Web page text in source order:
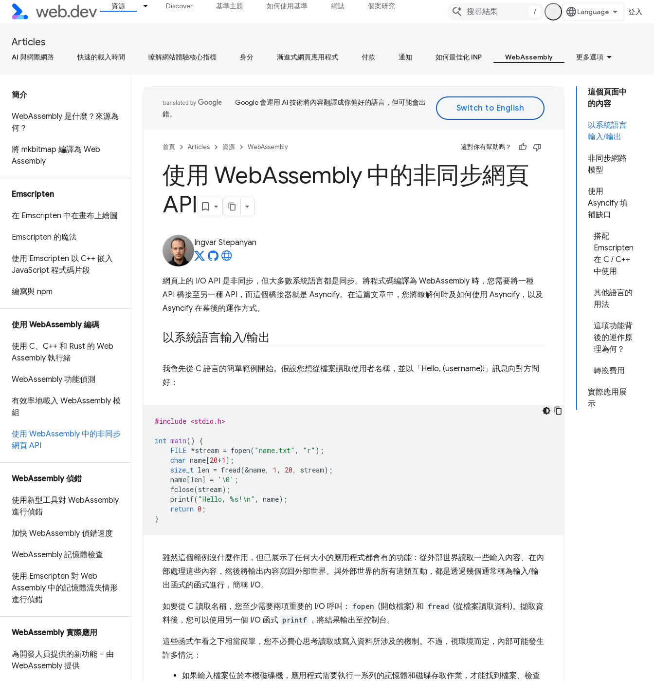
資源 Discover 基準主題 如何使用基準 網誌 個案研究
/ 登入
Articles
AI 與網際網路 快速的載入時間 瞭解網站體驗核心指標 身分 漸進式網頁應用程式 付款 通知 如何最佳化 INP WebAssembly 更多選項
簡介
WebAssembly 是什麼？來源為
何？
將 mkbitmap 編譯為 Web
Assembly
Emscripten
在 Emscripten 中在畫布上繪圖
Emscripten 的魔法
使用 Emscripten 以 C++ 嵌入
JavaScript 程式碼片段
編寫與 npm
使用 WebAssembly 編碼
使用 C、C++ 和 Rust 的 Web
Assembly 執行緒
WebAssembly 功能偵測
有效率地載入 WebAssembly 模
組
使用 WebAssembly 中的非同步
網頁 API
WebAssembly 偵錯
使用新型工具對 WebAssembly
進行偵錯
加快 WebAssembly 偵錯速度
WebAssembly 記憶體檢查
使用 Emscripten 對 Web
Assembly 中的記憶體流失情形
進行偵錯
WebAssembly 實際應用
為開發人員提供的新功能 – 由
WebAssembly 提供
這個頁面中
的內容
以系統語言
輸入/輸出
非同步網路
模型
使用
Asyncify 填
補缺口
搭配
Emscripten
在 C / C++
中使用
其他語言的
用法
這項功能背
後的運作原
理為何？
轉換費用
實際應用展
示
Google 會運用 AI 技術將內容翻譯成你偏好的語言，但可能會出
錯。
首頁 Articles 資源 WebAssembly 這對你有幫助嗎？
使用 WebAssembly 中的非同步網頁
API
Ingvar Stepanyan
網頁上的 I/O API 是非同步，但大多數系統語言都是同步。將程式碼編譯為 WebAssembly 時，您需要將一種
API 橋接至另一種 API，而這個橋接器就是 Asyncify。在這篇文章中，您將瞭解何時及如何使用 Asyncify，以及
Asyncify 在幕後的運作方式。
以系統語言輸入/輸出
我會先從 C 語言的簡單範例開始。假設您想從檔案讀取使用者名稱，並以「Hello, (username)!」訊息向對方問
好：
#include <stdio.h>
int main()
{
FILE *stream = fopen( "name.txt" , "r" );
char name[20+1 ];
size_t len = fread(&name, 1 , 20, stream);
name[len] = '\0' ;
fclose(stream);
printf( "Hello, %s! \n" , name);
return 0 ;
}
雖然這個範例沒什麼作用，但已展示了任何大小的應用程式都會有的功能：從外部世界讀取一些輸入內容、在內
部處理這些內容，然後將輸出內容寫回外部世界。與外部世界的所有這類互動，都是透過幾個通常稱為輸入/輸
出函式的函式進行，簡稱 I/O。
如要從 C 讀取名稱，您至少需要兩項重要的 I/O 呼叫： fopen (開啟檔案) 和 fread (從檔案讀取資料)。擷取資
料後，您可以使用另一個 I/O 函式 printf ，將結果輸出至控制台。
這些函式乍看之下相當簡單，您不必費心思考讀取或寫入資料所涉及的機制。不過，視環境而定，內部可能發生
許多情況：
如果輸入檔案位於本機磁碟機，應用程式需要執行一系列的記憶體和磁碟存取作業，才能找到檔案、檢查